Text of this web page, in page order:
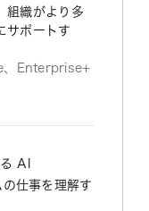
組織がより多
サポートす
Enterprise+
AI
仕事を理解す